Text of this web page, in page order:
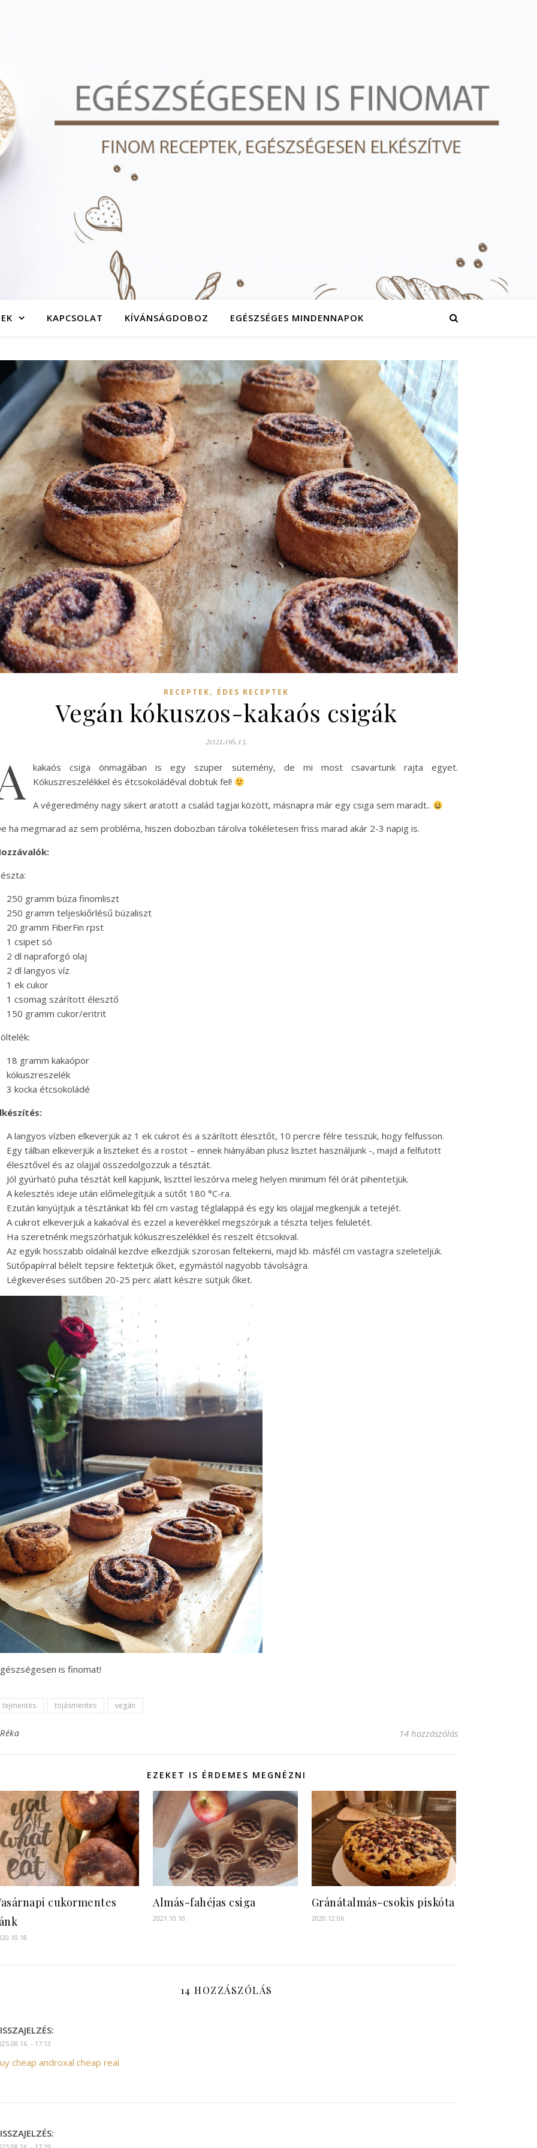
KAPCSOLAT KÍVÁNSÁGDOBOZ EGÉSZSÉGES MINDENNAPOK
RECEPTEK, ÉDES RECEPTEK
Vegán kókuszos-kakaós csigák
2021.06.13.
kakaós csiga önmagában is egy szuper sütemény, de mi most csavartunk rajta egyet.
Kókuszreszelékkel és étcsokoládéval dobtuk fel!
A végeredmény nagy sikert aratott a család tagjai között, másnapra már egy csiga sem maradt..
ha megmarad az sem probléma, hiszen dobozban tárolva tökéletesen friss marad akár 2-3 napig is.
250 gramm búza finomliszt
250 gramm teljeskiőrlésű búzaliszt
20 gramm FiberFin rpst
1 csipet só
2 dl napraforgó olaj
2 dl langyos víz
1 ek cukor
1 csomag szárított élesztő
150 gramm cukor/eritrit
18 gramm kakaópor
kókuszreszelék
3 kocka étcsokoládé
A langyos vízben elkeverjük az 1 ek cukrot és a szárított élesztőt, 10 percre félre tesszük, hogy felfusson.
Egy tálban elkeverjük a liszteket és a rostot – ennek hiányában plusz lisztet használjunk -, majd a felfutott
élesztővel és az olajjal összedolgozzuk a tésztát.
Jól gyúrható puha tésztát kell kapjunk, liszttel leszórva meleg helyen minimum fél órát pihentetjük.
A kelesztés ideje után előmelegítjük a sütőt 180 °C-ra.
Ezután kinyújtjuk a tésztánkat kb fél cm vastag téglalappá és egy kis olajjal megkenjük a tetejét.
A cukrot elkeverjük a kakaóval és ezzel a keverékkel megszórjuk a tészta teljes felületét.
Ha szeretnénk megszórhatjuk kókuszreszelékkel és reszelt étcsokival.
Az egyik hosszabb oldalnál kezdve elkezdjük szorosan feltekerni, majd kb. másfél cm vastagra szeleteljük.
Sütőpapírral bélelt tepsire fektetjük őket, egymástól nagyobb távolságra.
Légkeveréses sütőben 20-25 perc alatt készre sütjük őket.
is finomat!
tejmentes tojásmentes vegán
Réka 14 hozzászólás
EZEKET IS ÉRDEMES MEGNÉZNI
cukormentes
Almás-fahéjas csiga
2021.10.10.
Gránátalmás-csokis piskóta
2020.12.06.
14 HOZZÁSZÓLÁS
- 17:13
cheap androxal cheap real